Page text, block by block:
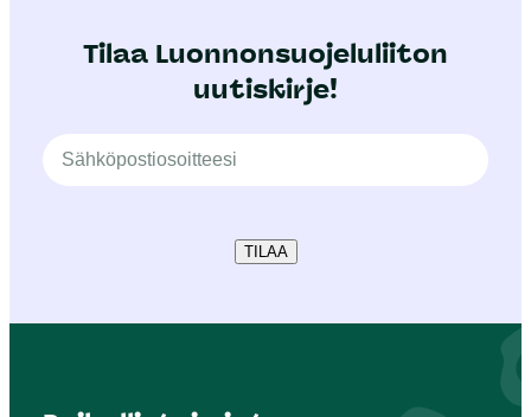
Tilaa Luonnonsuojeluliiton
uutiskirje!
TILAA